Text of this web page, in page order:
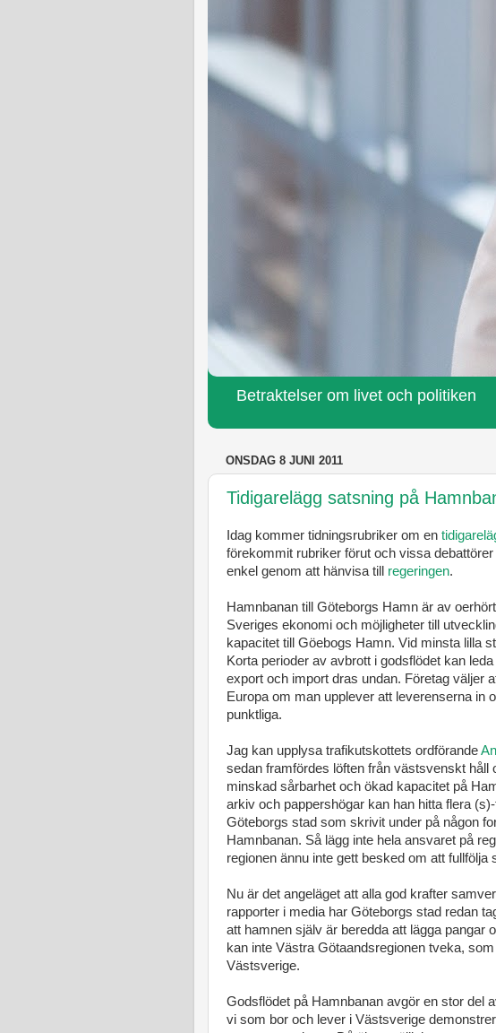
Betraktelser om livet och politiken
ONSDAG 8 JUNI 2011
Tidigarelägg satsning på
Idag kommer tidningsrubriker om en
förekommit rubriker förut och vissa
enkel genom att hänvisa till regeringen.
Hamnbanan till Göteborgs Hamn är av
Sveriges ekonomi och möjligheter till
kapacitet till Göebogs Hamn. Vid minsta lilla
Korta perioder av avbrott i godsflödet kan
export och import dras undan. Företag väljer
Europa om man upplever att leverenserna in
punktliga.
Jag kan upplysa trafikutskottets ordförande
sedan framfördes löften från västsvenskt håll
minskad sårbarhet och ökad kapacitet på
arkiv och pappershögar kan han hitta flera
Göteborgs stad som skrivit under på någon
Hamnbanan. Så lägg inte hela ansvaret på
regionen ännu inte gett besked om att fullfölja
Nu är det angeläget att alla god krafter
rapporter i media har Göteborgs stad redan
att hamnen själv är beredda att lägga pangar
kan inte Västra Götaandsregionen tveka,
Västsverige.
Godsflödet på Hamnbanan avgör en stor del
vi som bor och lever i Västsverige